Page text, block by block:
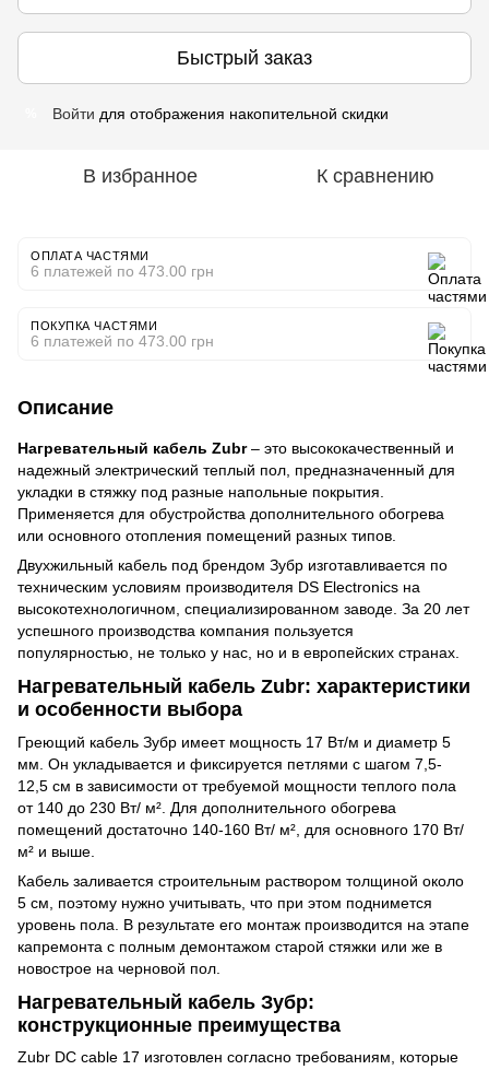
Быстрый заказ
Войти для отображения накопительной скидки
В избранное К сравнению
ОПЛАТА ЧАСТЯМИ
6 платежей по 473.00 грн
ПОКУПКА ЧАСТЯМИ
6 платежей по 473.00 грн
Описание
Нагревательный кабель Zubr– это высококачественный и
надежный электрический теплый пол, предназначенный для
укладки в стяжку под разные напольные покрытия.
Применяется для обустройства дополнительного обогрева
или основного отопления помещений разных типов.
Двухжильный кабель под брендом Зубр изготавливается по
техническим условиям производителя DS Electronics на
высокотехнологичном, специализированном заводе. За 20 лет
успешного производства компания пользуется
популярностью, не только у нас, но и в европейских странах.
Нагревательный кабель Zubr: характеристики
и особенности выбора
Греющий кабель Зубр имеет мощность 17 Вт/м и диаметр 5
мм. Он укладывается и фиксируется петлями с шагом 7,5-
12,5 см в зависимости от требуемой мощности теплого пола
от 140 до 230 Вт/ м². Для дополнительного обогрева
помещений достаточно 140-160 Вт/ м², для основного 170 Вт/
м² и выше.
Кабель заливается строительным раствором толщиной около
5 см, поэтому нужно учитывать, что при этом поднимется
уровень пола. В результате его монтаж производится на этапе
капремонта с полным демонтажом старой стяжки или же в
новострое на черновой пол.
Нагревательный кабель Зубр:
конструкционные преимущества
Zubr DC cable 17 изготовлен согласно требованиям, которые